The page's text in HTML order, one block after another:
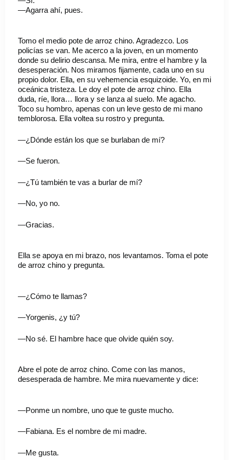
—Agarra ahí, pues.
Tomo el medio pote de arroz chino. Agradezco. Los
policías se van. Me acerco a la joven, en un momento
donde su delirio descansa. Me mira, entre el hambre y la
desesperación. Nos miramos fijamente, cada uno en su
propio dolor. Ella, en su vehemencia esquizoide. Yo, en mi
oceánica tristeza. Le doy el pote de arroz chino. Ella
duda, ríe, llora… llora y se lanza al suelo. Me agacho.
Toco su hombro, apenas con un leve gesto de mi mano
temblorosa. Ella voltea su rostro y pregunta.
—¿Dónde están los que se burlaban de mí?
—Se fueron.
—¿Tú también te vas a burlar de mí?
—No, yo no.
—Gracias.
Ella se apoya en mi brazo, nos levantamos. Toma el pote
de arroz chino y pregunta.
—¿Cómo te llamas?
—Yorgenis, ¿y tú?
—No sé. El hambre hace que olvide quién soy.
Abre el pote de arroz chino. Come con las manos,
desesperada de hambre. Me mira nuevamente y dice:
—Ponme un nombre, uno que te guste mucho.
—Fabiana. Es el nombre de mi madre.
—Me gusta.